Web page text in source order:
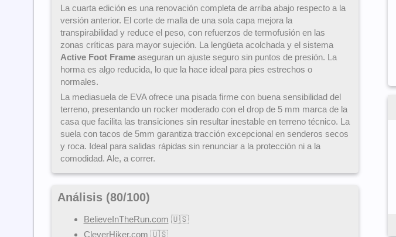
La cuarta edición es una renovación completa de arriba abajo respecto a la
versión anterior. El corte de malla de una sola capa mejora la
transpirabilidad y reduce el peso, con refuerzos de termofusión en las
zonas críticas para mayor sujeción. La lengüeta acolchada y el sistema
Active Foot Frameaseguran un ajuste seguro sin puntos de presión. La
horma es algo reducida, lo que la hace ideal para pies estrechos o
normales.
La mediasuela de EVA ofrece una pisada firme con buena sensibilidad del
terreno, presentando un rocker moderado con el drop de 5 mm marca de la
casa que facilita las transiciones sin resultar inestable en terreno técnico. La
suela con tacos de 5mm garantiza tracción excepcional en senderos secos
y roca. Ideal para salidas rápidas sin renunciar a la protección ni a la
comodidad. Ale, a correr.
Análisis (80/100)
BelieveInTheRun.com 🇺🇸
CleverHiker.com 🇺🇸